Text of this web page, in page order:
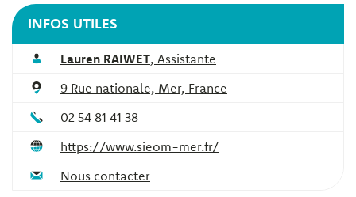
INFOS UTILES
Lauren RAIWET, Assistante
9 Rue nationale, Mer, France
02 54 81 41 38
https://www.sieom-mer.fr/
Nous contacter